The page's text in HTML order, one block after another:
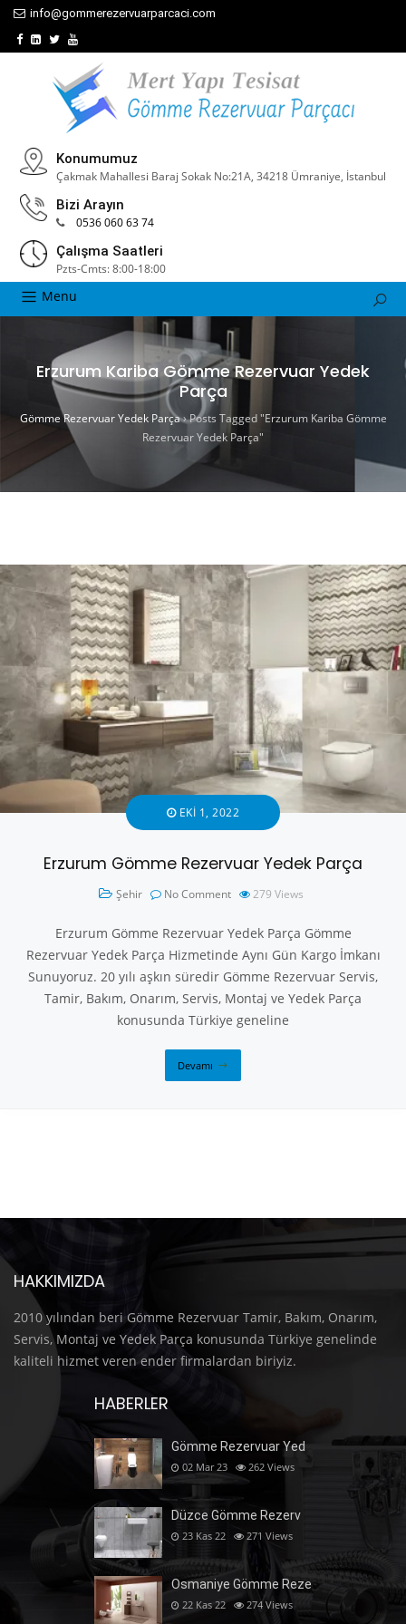
info@gommerezervuarparcaci.com
Konumumuz
Çakmak Mahallesi Baraj Sokak No:21A, 34218 Ümraniye, İstanbul
Bizi Arayın
0536 060 63 74
Çalışma Saatleri
Pzts-Cmts: 8:00-18:00
Menu
Erzurum Kariba Gömme Rezervuar Yedek
Parça
Gömme Rezervuar Yedek Parça›Posts Tagged "Erzurum Kariba Gömme
Rezervuar Yedek Parça"
EKI 1, 2022
Erzurum Gömme Rezervuar Yedek Parça
Şehir No Comment 279 Views
Erzurum Gömme Rezervuar Yedek Parça Gömme
Rezervuar Yedek Parça Hizmetinde Aynı Gün Kargo İmkanı
Sunuyoruz. 20 yılı aşkın süredir Gömme Rezervuar Servis,
Tamir, Bakım, Onarım, Servis, Montaj ve Yedek Parça
konusunda Türkiye geneline
Devamı
HAKKIMIZDA
2010 yılından beri Gömme Rezervuar Tamir, Bakım, Onarım,
Servis, Montaj ve Yedek Parça konusunda Türkiye genelinde
kaliteli hizmet veren ender firmalardan biriyiz.
HABERLER
Gömme Rezervuar Yed
02 Mar 23 262 Views
Düzce Gömme Rezerv
23 Kas 22 271 Views
Osmaniye Gömme Reze
22 Kas 22 274 Views